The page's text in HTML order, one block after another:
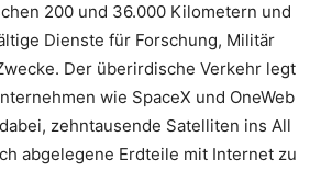
200 und 36.000 Kilometern und
Dienste für Forschung, Militär
Der überirdische Verkehr legt
wie SpaceX und OneWeb
zehntausende Satelliten ins All
abgelegene Erdteile mit Internet zu